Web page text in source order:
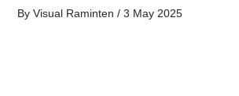
By Visual Raminten / 3 May 2025